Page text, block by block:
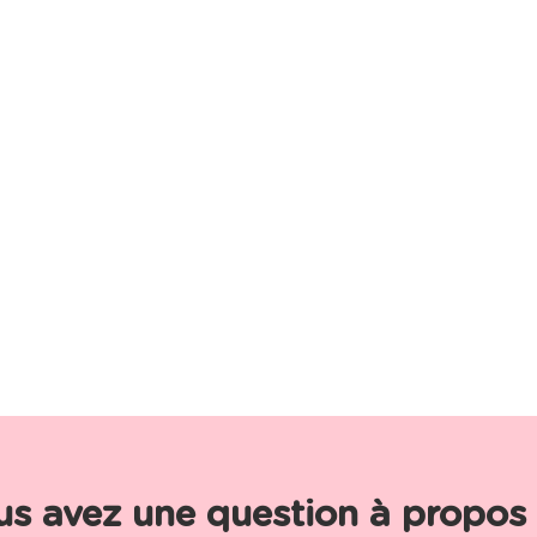
avez une question à propos